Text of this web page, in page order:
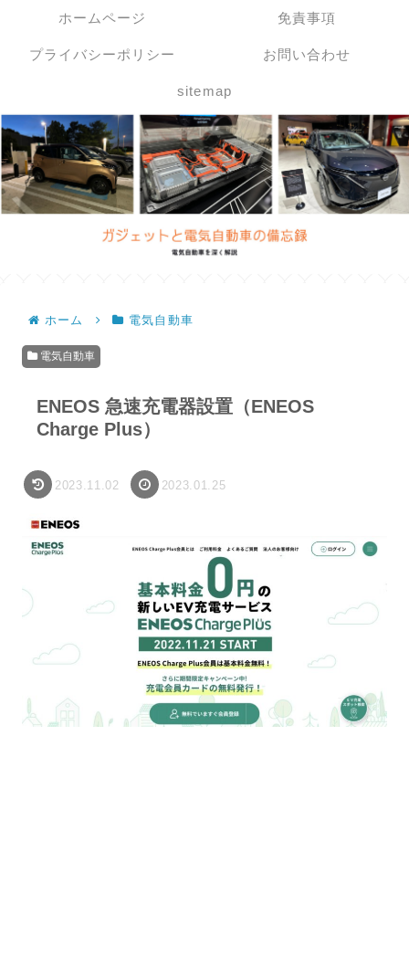
ホームページ 免責事項
プライバシーポリシー お問い合わせ
sitemap
ホーム 電気自動車
電気自動車
ENEOS 急速充電器設置（ENEOS
Charge Plus）
2023.11.02 2023.01.25